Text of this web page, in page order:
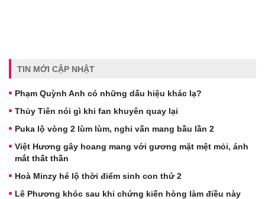
TIN MỚI CẬP NHẬT
Phạm Quỳnh Anh có những dấu hiệu khác lạ?
Thủy Tiên nói gì khi fan khuyên quay lại
Puka lộ vòng 2 lùm lùm, nghi vấn mang bầu lần 2
Việt Hương gây hoang mang với gương mặt mệt mỏi, ánh
mắt thất thần
Hoà Minzy hé lộ thời điểm sinh con thứ 2
Lê Phương khóc sau khi chứng kiến hòng làm điều này